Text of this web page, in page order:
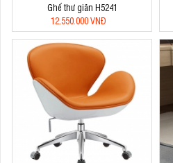
Ghế thư giãn H5241
12.550.000 VNĐ